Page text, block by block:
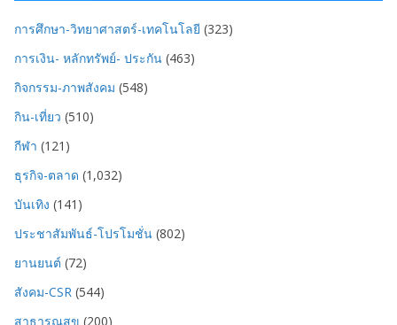
การศึกษา-วิทยาศาสตร์-เทคโนโลยี (323)
การเงิน- หลักทรัพย์- ประกัน (463)
กิจกรรม-ภาพสังคม (548)
กิน-เที่ยว (510)
กีฬา (121)
ธุรกิจ-ตลาด (1,032)
บันเทิง (141)
ประชาสัมพันธ์-โปรโมชั่น (802)
ยานยนต์ (72)
สังคม-CSR (544)
สาธารณสุข (200)